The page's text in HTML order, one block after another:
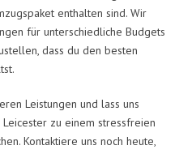
enthalten sind. Wir
für unterschiedliche Budgets
dass du den besten
Leistungen und lass uns
zu einem stressfreien
Kontaktiere uns noch heute,